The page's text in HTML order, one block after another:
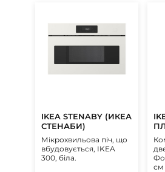
IKEA STENABY (ИКЕА
СТЕНАБИ)
Мікрохвильова піч, що
вбудовується, IKEA
300, біла.
см